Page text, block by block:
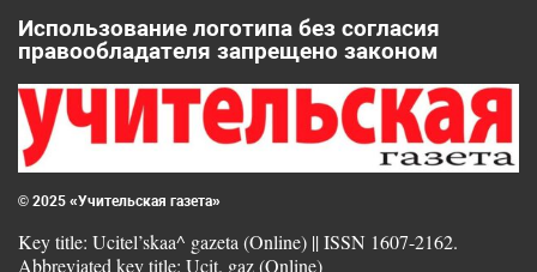
Использование логотипа без согласия
правообладателя запрещено законом
© 2025 «Учительская газета»
Key title: Ucitel’skaa^ gazeta (Online) || ISSN 1607-2162.
Abbreviated key title: Ucit. gaz (Online)